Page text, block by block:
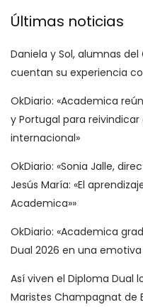
Últimas noticias
Daniela y Sol, alumnas
cuentan su experiencia
OkDiario: «Academica
y Portugal para
internacional»
OkDiario: «Sonia Jalle,
Jesús María: «El
Academica»»
OkDiario: «Academica
Dual 2026 en una
Así viven el Diploma Dual
Maristes Champagnat de